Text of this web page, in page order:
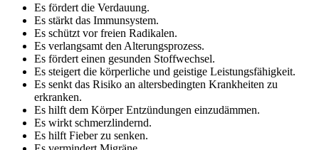
Es fördert die Verdauung.
Es stärkt das Immunsystem.
Es schützt vor freien Radikalen.
Es verlangsamt den Alterungsprozess.
Es fördert einen gesunden Stoffwechsel.
Es steigert die körperliche und geistige Leistungsfähigkeit.
Es senkt das Risiko an altersbedingten Krankheiten zu
erkranken.
Es hilft dem Körper Entzündungen einzudämmen.
Es wirkt schmerzlindernd.
Es hilft Fieber zu senken.